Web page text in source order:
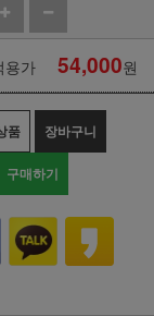
용가 54,000원
품 장바구니
구매하기